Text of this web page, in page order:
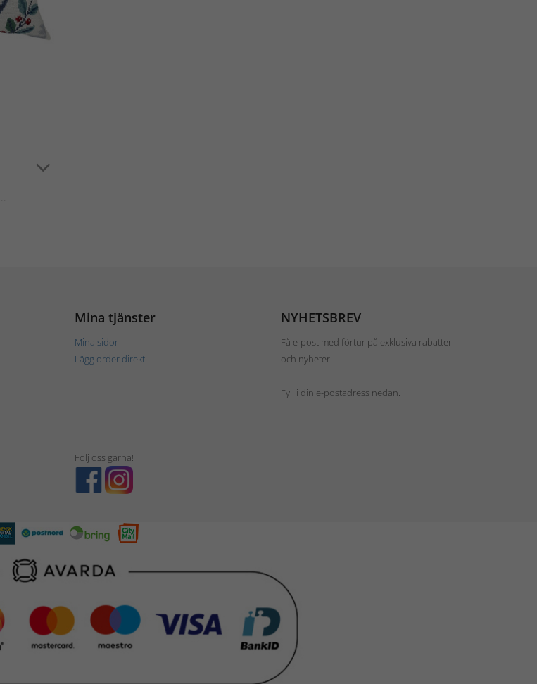
Mina tjänster
Mina sidor
Lägg order direkt
NYHETSBREV
Få e-post med förtur på exklusiva rabatter
och nyheter.
Fyll i din e-postadress nedan.
Följ oss gärna!